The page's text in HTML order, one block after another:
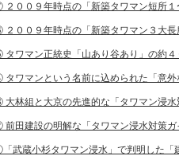
２００９年時点の「新築タワマン短所
２００９年時点の「新築タワマン３大長
タワマン正統史「山あり谷あり」の約４
タワマンという名前に込められた「意外
大林組と大京の先進的な「タワマン浸
前田建設の明解な「タワマン浸水対策
武蔵小杉タワマン浸水」で判明した「